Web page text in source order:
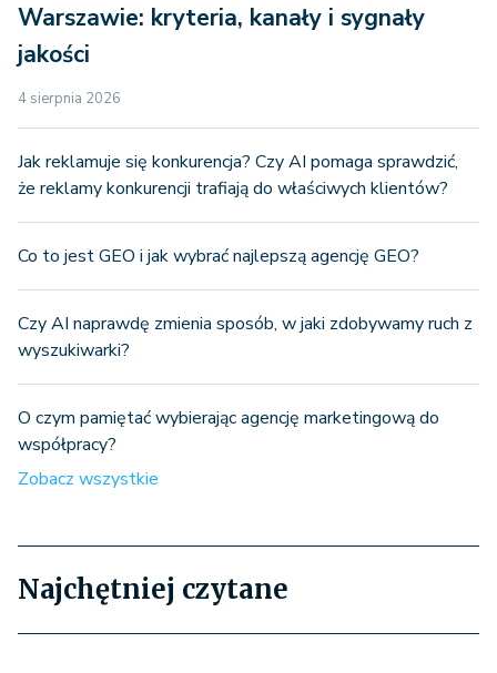
Warszawie: kryteria, kanały i sygnały
jakości
4 sierpnia 2026
Jak reklamuje się konkurencja? Czy AI pomaga sprawdzić,
że reklamy konkurencji trafiają do właściwych klientów?
Co to jest GEO i jak wybrać najlepszą agencję GEO?
Czy AI naprawdę zmienia sposób, w jaki zdobywamy ruch z
wyszukiwarki?
O czym pamiętać wybierając agencję marketingową do
współpracy?
Zobacz wszystkie
Najchętniej czytane